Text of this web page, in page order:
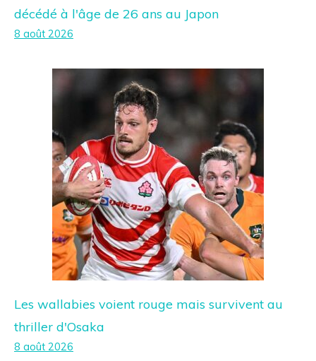
décédé à l'âge de 26 ans au Japon
8 août 2026
Les wallabies voient rouge mais survivent au
thriller d'Osaka
8 août 2026